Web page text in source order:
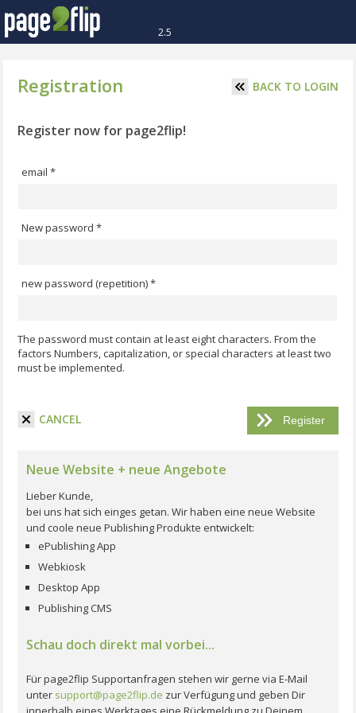
2.5
Registration BACK TO LOGIN
Register now for page2flip!
email *
New password *
new password (repetition) *
The password must contain at least eight characters. From the
factors Numbers, capitalization, or special characters at least two
must be implemented.
CANCEL
Neue Website + neue Angebote
Lieber Kunde,
bei uns hat sich einges getan. Wir haben eine neue Website
und coole neue Publishing Produkte entwickelt:
ePublishing App
Webkiosk
Desktop App
Publishing CMS
Schau doch direkt mal vorbei...
Für page2flip Supportanfragen stehen wir gerne via E-Mail
unter support@page2flip.de zur Verfügung und geben Dir